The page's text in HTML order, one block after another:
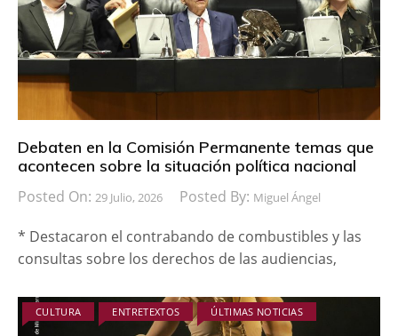
Debaten en la Comisión Permanente temas que
acontecen sobre la situación política nacional
Posted On: 29 Julio, 2026 Posted By: Miguel Ángel
* Destacaron el contrabando de combustibles y las
consultas sobre los derechos de las audiencias,
CULTURA ENTRETEXTOS ÚLTIMAS NOTICIAS